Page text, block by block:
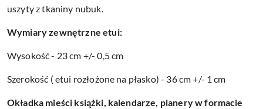
uszyty z tkaniny nubuk.
Wymiary zewnętrzne etui:
Wysokość - 23 cm +/- 0,5 cm
Szerokość ( etui rozłożone na płasko) - 36 cm +/- 1 cm
Okładka mieści książki, kalendarze, planery w formacie